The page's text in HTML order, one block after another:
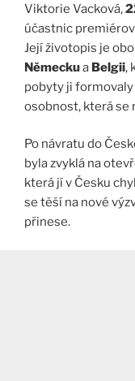
Viktorie Vacková,
účastnic
Její životopis je
Německua Belgii,
pobyty ji
osobnost, která se
Po návratu do
byla zvyklá na
která jí v Česku
se těší na nové
přinese.